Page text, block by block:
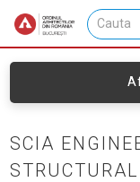
SCIA
STRUCTURAL